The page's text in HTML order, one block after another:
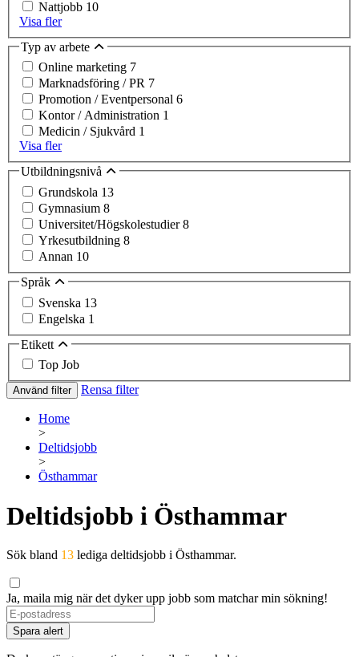
Nattjobb 10
Visa fler
Typ av arbete
Online marketing 7
Marknadsföring / PR 7
Promotion / Eventpersonal 6
Kontor / Administration 1
Medicin / Sjukvård 1
Visa fler
Utbildningsnivå
Grundskola 13
Gymnasium 8
Universitet/Högskolestudier8
Yrkesutbildning 8
Annan 10
Språk
Svenska 13
Engelska 1
Etikett
Top Job
Använd filter Rensa filter
Home
>
Deltidsjobb
>
Östhammar
Deltidsjobb i Östhammar
Sök bland 13 lediga deltidsjobb i Östhammar.
Ja, maila mig när det dyker upp jobb som matchar min sökning!
If
you
are
Spara alert